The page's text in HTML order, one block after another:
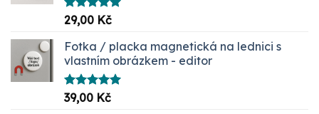
Hodnocení
5.00
29,00 Kč
Fotka / placka magnetická na lednici s
vlastním obrázkem - editor
Hodnocení
5.00
39,00 Kč